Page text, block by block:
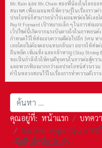
Mr. Rain และ Mr. Chain สองพี่น้องในโลก
สนเทศ เพื่อเผยแพร่ให้ความรู้ในเรื่องราวต่
ประโยชน์ก็สามารถนำไปเผยแพร่ต่อได้เลย
Pay It Forward เป้าหมายเล็ก ๆ ในการส่งมอ
เว็ปไซต์นี้เกิดจากแรงบันดาลใจในภาพยนต์เ
กำหนดไว้ให้ส่งมอบความดีต่อไปอีก 3 คน ห
เลยโดยไม่ต้องตอบแทนกลับมา อยากให้ส่ง
ยืนหยัด เข้มแข็ง และกล้าหาญ (Stay Strong &
ขอเป็นกำลังใจให้คนดีทุกคนในการต่อสู้คว
และพวกฟ้องมากกว่าผลประโยชน์ส่วนรว
คำในหลวงสอนไว้ในเรื่องการทำความดีเรา
การค้นหา
คุณอยู่ที่: หน้าแรก บทคว
Gartner Hype Cycle กา
ตัดสินใจที่แม่นยำ